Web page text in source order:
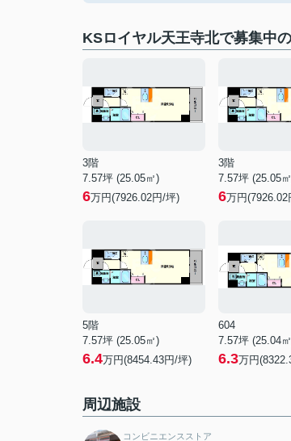
KSロイヤル天王寺北で募集中
3階
7.57坪 (25.05㎡)
6万円(7926.02円/坪)
3階
7.57坪 (25.05
6万円(7926.02
5階
7.57坪 (25.05㎡)
6.4万円(8454.43円/坪)
604
7.57坪 (25.04
6.3万円
周辺施設
コンビニエンスストア